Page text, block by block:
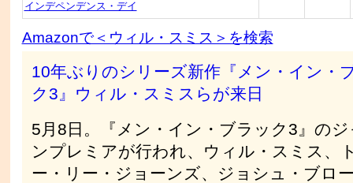
インデペンデンス・デイ
Amazonで＜ウィル・スミス＞を検索
10年ぶりのシリーズ新作『メン・イン・
ク3』ウィル・スミスらが来日
5月8日。『メン・イン・ブラック3』の
ンプレミアが行われ、ウィル・スミス、
ー・リー・ジョーンズ、ジョシュ・ブロ